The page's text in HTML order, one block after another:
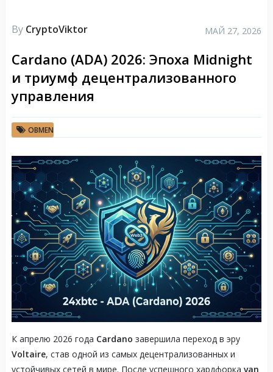
By CryptoViktor МАЙ 27, 2026
Cardano (ADA) 2026: Эпоха Midnight
и триумф децентрализованного
управления
OBMEN
К апрелю 2026 года Cardano завершила переход в эру
Voltaire, став одной из самых децентрализованных и
устойчивых сетей в мире. После успешного хардфорка van